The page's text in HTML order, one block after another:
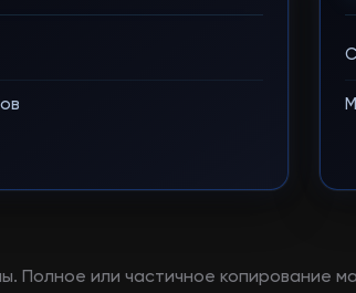
Полное или частичное копирование